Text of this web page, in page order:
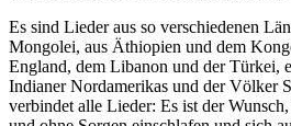
Es sind Lieder aus so verschiedenen
Mongolei, aus Äthiopien und dem
England, dem Libanon und der Türkei,
Indianer Nordamerikas und der Völker
verbindet alle Lieder: Es ist der